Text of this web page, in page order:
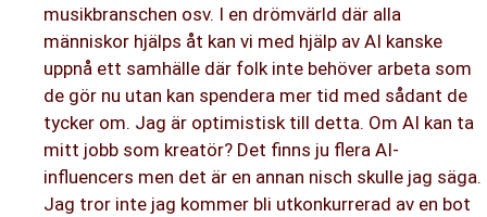
musikbranschen osv. I en drömvärld där alla
människor hjälps åt kan vi med hjälp av AI kanske
uppnå ett samhälle där folk inte behöver arbeta som
de gör nu utan kan spendera mer tid med sådant de
tycker om. Jag är optimistisk till detta. Om AI kan ta
mitt jobb som kreatör? Det finns ju flera AI-
influencers men det är en annan nisch skulle jag säga.
Jag tror inte jag kommer bli utkonkurrerad av en bot